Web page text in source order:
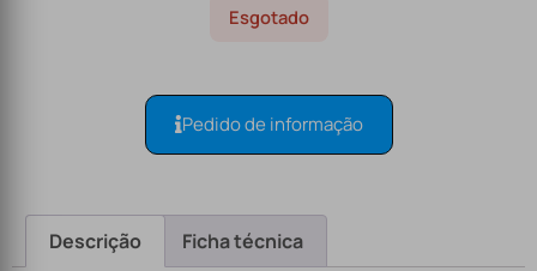
Esgotado
Pedido de informação
Descrição Ficha técnica